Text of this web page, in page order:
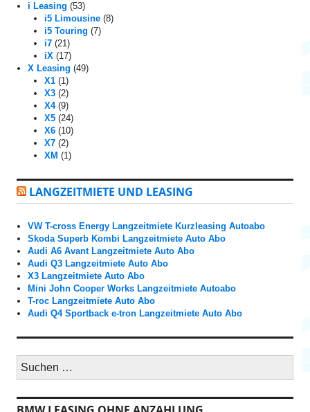
i Leasing (53)
i5 Limousine (8)
i5 Touring (7)
i7 (21)
iX (17)
X Leasing (49)
X1 (1)
X3 (2)
X4(9)
X5 (24)
X6 (10)
X7 (2)
XM (1)
LANGZEITMIETE UND LEASING
VW T-cross Energy Langzeitmiete Kurzleasing Autoabo
Skoda Superb Kombi Langzeitmiete Auto Abo
Audi A6 Avant Langzeitmiete Auto Abo
Audi Q3 Langzeitmiete Auto Abo
X3 Langzeitmiete Auto Abo
Mini John Cooper Works Langzeitmiete Autoabo
T-roc Langzeitmiete Auto Abo
Audi Q4 Sportback e-tron Langzeitmiete Auto Abo
S
h